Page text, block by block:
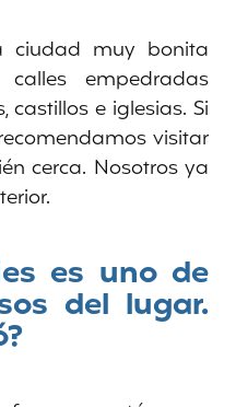
ciudad muy bonita
empedradas
e iglesias. Si
visitar
cerca. Nosotros ya
es uno de
del lugar.